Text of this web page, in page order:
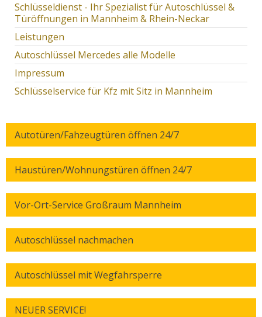
Schlüsseldienst - Ihr Spezialist für Autoschlüssel &
Türöffnungen in Mannheim & Rhein-Neckar
Leistungen
Autoschlüssel Mercedes alle Modelle
Impressum
Schlüsselservice für Kfz mit Sitz in Mannheim
Autotüren/Fahzeugtüren öffnen 24/7
Haustüren/Wohnungstüren öffnen 24/7
Vor-Ort-Service Großraum Mannheim
Autoschlüssel nachmachen
Autoschlüssel mit Wegfahrsperre
NEUER SERVICE!